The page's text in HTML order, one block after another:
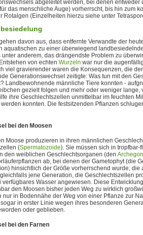
abgeleitet werden, bei denen entweder
das menschliche Auge) vorherrscht, bis hin zum
Rotalgen (Einzelheiten hierzu siehe unter
davon aus, dass entfernte Verwandte der
aquatischen zu einer überwiegend
unter anderem, das drängendste Problem zu
von echten Wurzeln war nur die
viel gravierender waren die Konsequenzen, die
Generationswechsel zeitigte: Was tun mit den
Landbewohnende männliche Tiere konnten -
gezielt folgen und mehr oder weniger lange,
ihre Geschlechtszellen unmittelbar im feuchten
konnten. Die festsitzenden Pflanzen
bei den Moosen
Moose produzieren in ihren männlichen
(Spermatozoide). Sie müssen sich in tropfbar-
den weiblichen Geschlechtsorganen (den
ab, bei denen der Gametophyt (die
hinsichtlich der Größe vorherrschend wurde; die
jene Generation, die Geschlechtszellen
verfügbares Wasser angewiesen. Diese
den Moosen bisher jeden Weg zu wirklich
nur in Bodennähe der Weg von einer Pflanze zur
in erster Linie wegen ihres besonderen
oder geblieben.
bei den Farnen